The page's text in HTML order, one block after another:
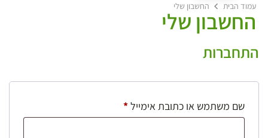
עמוד הבית החשבון שלי
החשבון שלי
התחברות
שם משתמש או כתובת אימייל*חובה